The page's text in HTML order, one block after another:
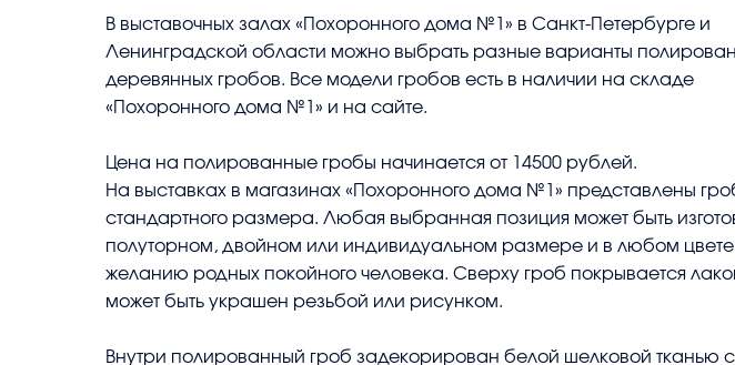
В выставочных залах «Похоронного дома №1» в Санкт-Петербурге и
Ленинградской области можно выбрать разные варианты
деревянных гробов. Все модели гробов есть в наличии на складе
«Похоронного дома №1» и на сайте.
Цена на полированные гробы начинается от 14500 рублей.
На выставках в магазинах «Похоронного дома №1» представлены
стандартного размера. Любая выбранная позиция может быть
полуторном, двойном или индивидуальном размере и в любом
желанию родных покойного человека. Сверху гроб покрывается
может быть украшен резьбой или рисунком.
Внутри полированный гроб задекорирован белой шелковой тканью с